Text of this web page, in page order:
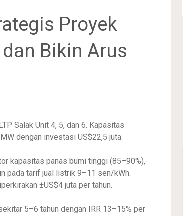
Proyek
Bikin Arus
Salak Unit 4, 5, dan 6. Kapasitas
dengan investasi US$22,5 juta.
kapasitas panas bumi tinggi (85–90%),
pada tarif jual listrik 9–11 sen/kWh.
±US$4 juta per tahun.
5–6 tahun dengan IRR 13–15% per